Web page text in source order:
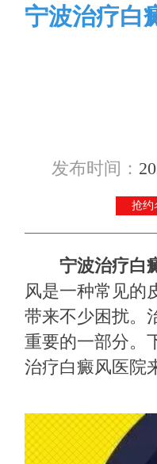
宁波治疗白
发布时间：
抢约
宁波治疗白
风是一种常见的
带来不少困扰。
重要的一部分。
治疗白癜风医院